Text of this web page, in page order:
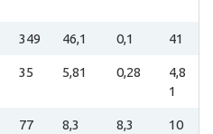
349 46,1 0,1 41
35 5,81 0,28
4,8
1
77 8,3 8,3 10